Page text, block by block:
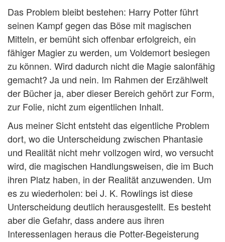
Das Problem bleibt bestehen: Harry Potter führt
seinen Kampf gegen das Böse mit magischen
Mitteln, er bemüht sich offenbar erfolgreich, ein
fähiger Magier zu werden, um Voldemort besiegen
zu können. Wird dadurch nicht die Magie salonfähig
gemacht? Ja und nein. Im Rahmen der Erzählwelt
der Bücher ja, aber dieser Bereich gehört zur Form,
zur Folie, nicht zum eigentlichen Inhalt.
Aus meiner Sicht entsteht das eigentliche Problem
dort, wo die Unterscheidung zwischen Phantasie
und Realität nicht mehr vollzogen wird, wo versucht
wird, die magischen Handlungsweisen, die im Buch
ihren Platz haben, in der Realität anzuwenden. Um
es zu wiederholen: bei J. K. Rowlings ist diese
Unterscheidung deutlich herausgestellt. Es besteht
aber die Gefahr, dass andere aus ihren
Interessenlagen heraus die Potter-Begeisterung